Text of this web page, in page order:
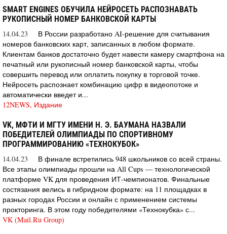
SMART ENGINES ОБУЧИЛА НЕЙРОСЕТЬ РАСПОЗНАВАТЬ
РУКОПИСНЫЙ НОМЕР БАНКОВСКОЙ КАРТЫ
14.04.23
В России разработано AI-решение для считывания
номеров банковских карт, записанных в любом формате.
Клиентам банков достаточно будет навести камеру смартфона на
печатный или рукописный номер банковской карты, чтобы
совершить перевод или оплатить покупку в торговой точке.
Нейросеть распознает комбинацию цифр в видеопотоке и
автоматически введет и...
12NEWS, Издание
VK, МФТИ И МГТУ ИМЕНИ Н. Э. БАУМАНА НАЗВАЛИ
ПОБЕДИТЕЛЕЙ ОЛИМПИАДЫ ПО СПОРТИВНОМУ
ПРОГРАММИРОВАНИЮ «ТЕХНОКУБОК»
14.04.23
В финале встретились 948 школьников со всей страны.
Все этапы олимпиады прошли на All Cups — технологической
платформе VK для проведения ИТ-чемпионатов. Финальные
состязания велись в гибридном формате: на 11 площадках в
разных городах России и онлайн с применением системы
прокторинга. В этом году победителями «Технокубка» с...
VK (Mail.Ru Group)